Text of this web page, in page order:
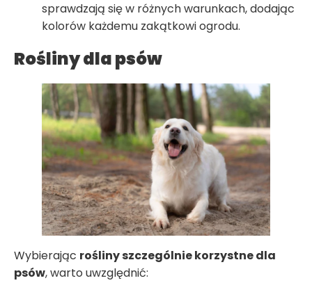
sprawdzają się w różnych warunkach, dodając
kolorów każdemu zakątkowi ogrodu.
Rośliny dla psów
Wybierając rośliny szczególnie korzystne dla
psów, warto uwzględnić: